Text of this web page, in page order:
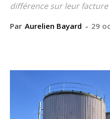
différence sur leur
Par Aurelien Bayard - 29